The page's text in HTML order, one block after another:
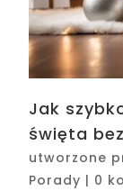
Jak
święta
utworzone
Porady | 0